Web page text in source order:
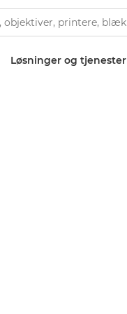
Løsninger og tjenester